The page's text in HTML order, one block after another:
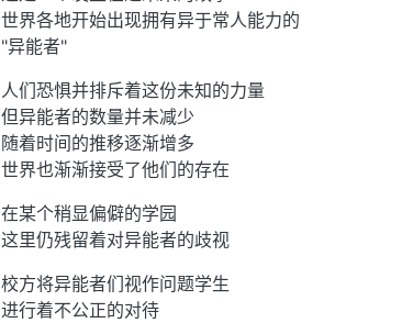
世界各地开始出现拥有异于常人能力的
"异能者"
人们恐惧并排斥着这份未知的力量
但异能者的数量并未减少
随着时间的推移逐渐增多
世界也渐渐接受了他们的存在
在某个稍显偏僻的学园
这里仍残留着对异能者的歧视
校方将异能者们视作问题学生
进行着不公正的对待